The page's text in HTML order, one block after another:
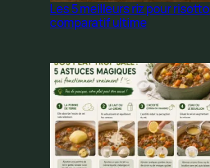
Les 5 meilleurs riz pour
comparatif ultime